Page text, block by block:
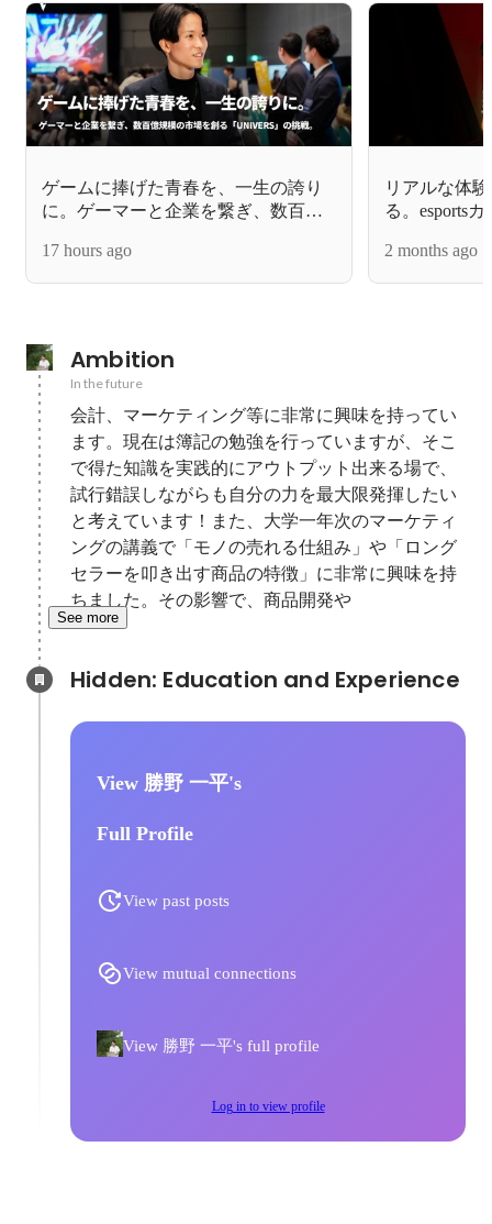
ゲームに捧げた青春を、一生の誇り
に。ゲーマーと企業を繋ぎ、数百億
戦。
17 hours ago
リアルな体
る。esports
ターの飽く
2 months ago
Ambition
In the future
会計、マーケティング等に非常に興味を持ってい
ます。現在は簿記の勉強を行っていますが、そこ
で得た知識を実践的にアウトプット出来る場で、
試行錯誤しながらも自分の力を最大限発揮したい
と考えています！また、大学一年次のマーケティ
ングの講義で「モノの売れる仕組み」や「ロング
セラーを叩き出す商品の特徴」に非常に興味を持
ちました。その影響で、商品開発や
See more
View 勝野 一平's
Full Profile
View past posts
View mutual connections
View 勝野 一平's full profile
Log in to view profile